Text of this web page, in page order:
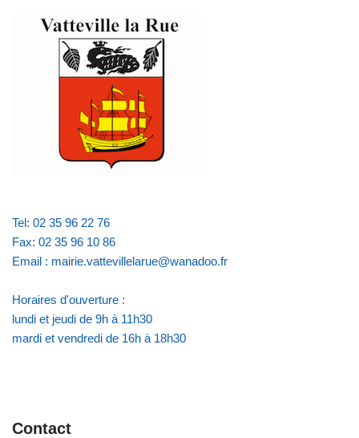
Tel: 02 35 96 22 76
Fax: 02 35 96 10 86
Email : mairie.vattevillelarue@wanadoo.fr
Horaires d'ouverture :
lundi et jeudi de 9h à 11h30
mardi et vendredi de 16h à 18h30
Contact